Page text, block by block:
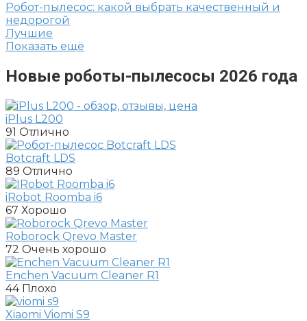
Робот-пылесос: какой выбрать качественный и
недорогой
Лучшие
Показать ещё
Новые роботы-пылесосы 2026 года
iPlus L200
91 Отлично
Botcraft LDS
89 Отлично
iRobot Roomba i6
67 Хорошо
Roborock Qrevo Master
72 Очень хорошо
Enchen Vacuum Cleaner R1
44 Плохо
Xiaomi Viomi S9